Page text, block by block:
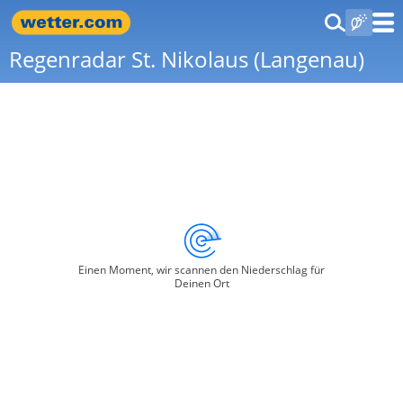
Regenradar St. Nikolaus (Langenau)
Einen Moment, wir scannen den Niederschlag für
Deinen Ort